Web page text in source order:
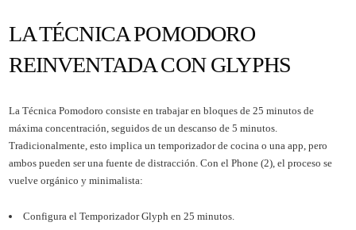
LA TÉCNICA POMODORO
REINVENTADA CON GLYPHS
La Técnica Pomodoro consiste en trabajar en bloques de 25 minutos de
máxima concentración, seguidos de un descanso de 5 minutos.
Tradicionalmente, esto implica un temporizador de cocina o una app, pero
ambos pueden ser una fuente de distracción. Con el Phone (2), el proceso se
vuelve orgánico y minimalista:
Configura el Temporizador Glyph en 25 minutos.